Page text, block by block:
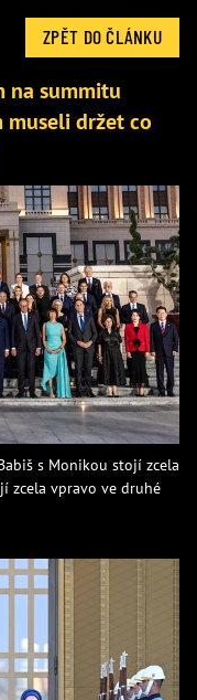
ZPĚT DO ČLÁNKU
na summitu
museli držet co
s Monikou stojí zcela
zcela vpravo ve druhé